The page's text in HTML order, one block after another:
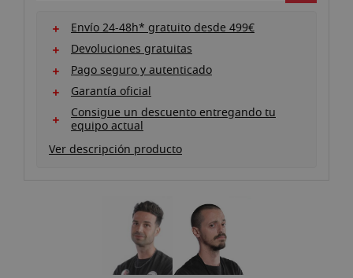
Envío 24-48h* gratuito desde 499€
Devoluciones gratuitas
Pago seguro y autenticado
Garantía oficial
Consigue un descuento entregando tu
equipo actual
Ver descripción producto